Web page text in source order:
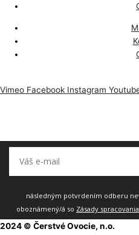
Vimeo Facebook Instagram
následným potvrdením odberu
oboznámený/á so Zásady
2024 © Čerstvé Ovocie, n.o.